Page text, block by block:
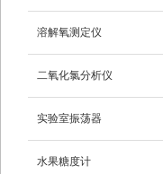
溶解氧测定仪
二氧化氯分析仪
实验室振荡器
水果糖度计